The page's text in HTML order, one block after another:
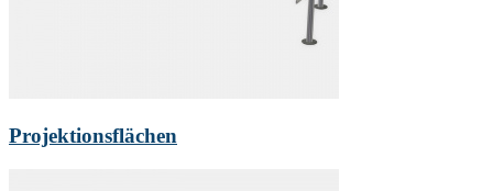
Projektionsflächen